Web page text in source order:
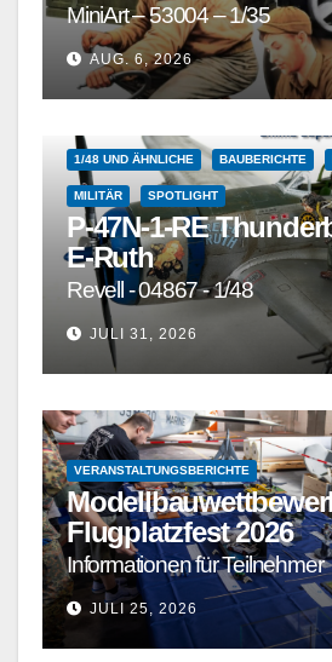
MiniArt – 53004 – 1/35
AUG. 6, 2026
1/48 UND ÄHNLICHE BAUBERICHTE
MILITÄR SPOTLIGHT
P-47N-1-RE
E-Ruth
Revell - 04867 - 1/48
JULI 31, 2026
VERANSTALTUNGSBERICHTE
Flugplatzfest 2026
Informationen für Teilnehmer
JULI 25, 2026